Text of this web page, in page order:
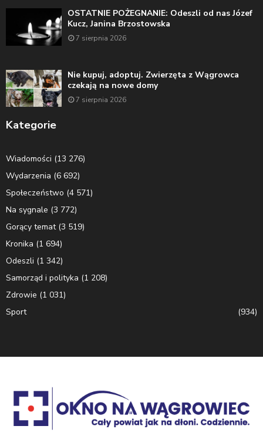
OSTATNIE POŻEGNANIE: Odeszli od nas Józef
Kucz, Janina Brzostowska
7 sierpnia 2026
Nie kupuj, adoptuj. Zwierzęta z Wągrowca
czekają na nowe domy
7 sierpnia 2026
Kategorie
Wiadomości (13 276)
Wydarzenia (6 692)
Społeczeństwo (4 571)
Na sygnale (3 772)
Gorący temat(3 519)
Kronika (1 694)
Odeszli (1 342)
Samorząd i polityka (1 208)
Zdrowie (1 031)
Sport
(934)